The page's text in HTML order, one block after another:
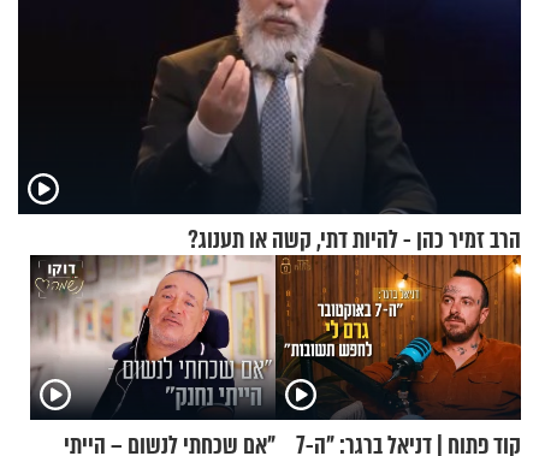
הרב זמיר כהן - להיות דתי, קשה או תענוג?
קוד פתוח | דניאל ברגר: "ה-7 "אם שכחתי לנשום – הייתי